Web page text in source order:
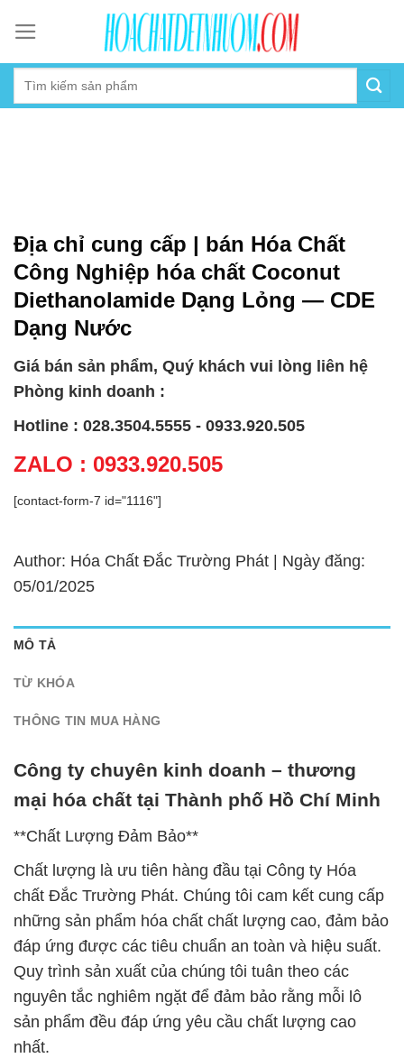
content
Địa chỉ cung cấp | bán Hóa Chất
Công Nghiệp hóa chất Coconut
Diethanolamide Dạng Lỏng — CDE
Dạng Nước
Giá bán sản phẩm, Quý khách vui lòng liên hệ
Phòng kinh doanh :
Hotline : 028.3504.5555 - 0933.920.505
ZALO : 0933.920.505
[contact-form-7 id="1116"]
Author: Hóa Chất Đắc Trường Phát | Ngày đăng:
05/01/2025
MÔ TẢ
TỪ KHÓA
THÔNG TIN MUA HÀNG
Công ty chuyên kinh doanh – thương
mại hóa chất tại Thành phố Hồ Chí Minh
**Chất Lượng Đảm Bảo**
Chất lượng là ưu tiên hàng đầu tại Công ty Hóa
chất Đắc Trường Phát. Chúng tôi cam kết cung cấp
những sản phẩm hóa chất chất lượng cao, đảm bảo
đáp ứng được các tiêu chuẩn an toàn và hiệu suất.
Quy trình sản xuất của chúng tôi tuân theo các
nguyên tắc nghiêm ngặt để đảm bảo rằng mỗi lô
sản phẩm đều đáp ứng yêu cầu chất lượng cao
nhất.